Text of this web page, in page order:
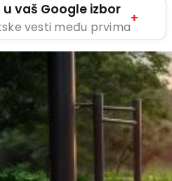
vaš Google izbor
vesti među prvima
+